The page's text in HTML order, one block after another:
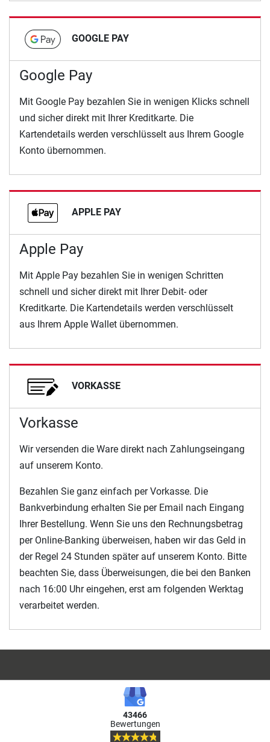
GOOGLE PAY
Google Pay
Mit Google Pay bezahlen Sie in wenigen Klicks schnell
und sicher direkt mit Ihrer Kreditkarte. Die
Kartendetails werden verschlüsselt aus Ihrem Google
Konto übernommen.
APPLE PAY
Apple Pay
Mit Apple Pay bezahlen Sie in wenigen Schritten
schnell und sicher direkt mit Ihrer Debit- oder
Kreditkarte. Die Kartendetails werden verschlüsselt
aus Ihrem Apple Wallet übernommen.
VORKASSE
Vorkasse
Wir versenden die Ware direkt nach Zahlungseingang
auf unserem Konto.
Bezahlen Sie ganz einfach per Vorkasse. Die
Bankverbindung erhalten Sie per Email nach Eingang
Ihrer Bestellung. Wenn Sie uns den Rechnungsbetrag
per Online-Banking überweisen, haben wir das Geld in
der Regel 24 Stunden später auf unserem Konto. Bitte
beachten Sie, dass Überweisungen, die bei den Banken
nach 16:00 Uhr eingehen, erst am folgenden Werktag
verarbeitet werden.
43466
Bewertungen